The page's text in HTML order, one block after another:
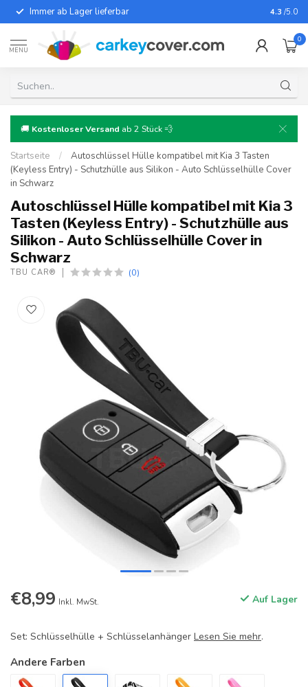
Immer ab Lager lieferbar Für fast
4.3 /5.0
MENU
0
🚚 Kostenloser Versand ab 2 Stück 💨
Startseite /
Autoschlüssel Hülle kompatibel mit Kia 3 Tasten
(Keyless Entry) - Schutzhülle aus Silikon - Auto Schlüsselhülle Cover
in Schwarz
Autoschlüssel Hülle kompatibel mit Kia 3
Tasten (Keyless Entry) - Schutzhülle aus
Silikon - Auto Schlüsselhülle Cover in
Schwarz
TBU CAR® (0)
€8,99 Inkl. MwSt. Auf Lager
Set: Schlüsselhülle + Schlüsselanhänger Lesen Sie mehr.
Andere Farben